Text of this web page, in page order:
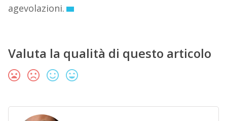
agevolazioni.
Valuta la qualità di questo articolo